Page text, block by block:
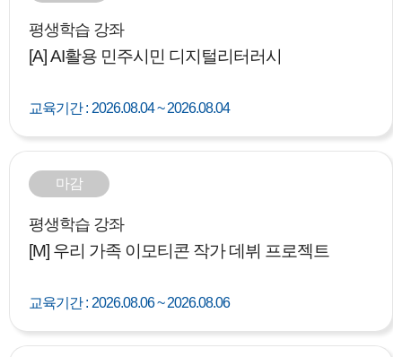
평생학습 강좌
[A] AI활용 민주시민 디지털리터러시
교육기간 : 2026.08.04 ~ 2026.08.04
마감
평생학습 강좌
[M] 우리 가족 이모티콘 작가 데뷔 프로젝트
교육기간 : 2026.08.06 ~ 2026.08.06